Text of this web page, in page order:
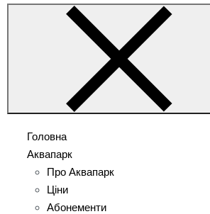
Головна
Аквапарк
Про Аквапарк
Ціни
Абонементи